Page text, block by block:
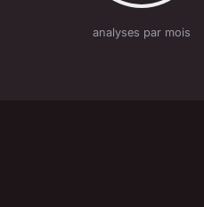
analyses par mois